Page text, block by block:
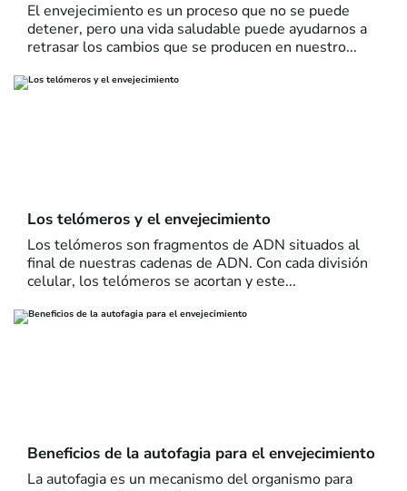
El envejecimiento es un proceso que no se puede
detener, pero una vida saludable puede ayudarnos a
retrasar los cambios que se producen en nuestro...
Los telómeros y el envejecimiento
Los telómeros son fragmentos de ADN situados al
final de nuestras cadenas de ADN. Con cada división
celular, los telómeros se acortan y este...
Beneficios de la autofagia para el envejecimiento
La autofagia es un mecanismo del organismo para